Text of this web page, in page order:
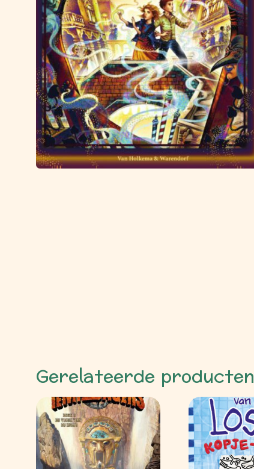
Gerelateerde producten